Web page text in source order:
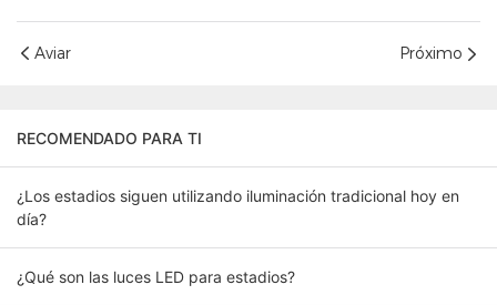
Aviar Próximo
RECOMENDADO PARA TI
¿Los estadios siguen utilizando iluminación tradicional hoy en
día?
¿Qué son las luces LED para estadios?